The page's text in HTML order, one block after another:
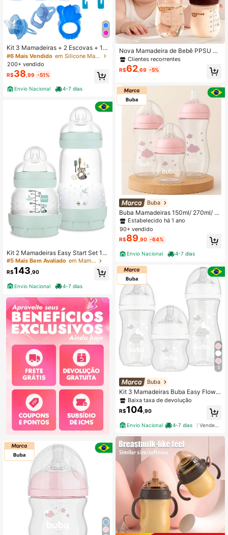
Kit 3 Mamadeiras + 2 Escovas + 1
Mordedor + 1 Chupeta
#6 Mais Vendido
em Silicone Mamadeiras e bicos
200+ vendido
R$38 ,99 -51%
Envio Nacional 4-7 dias
Kit 2 Mamadeiras Easy Start Set 13
0/260ml Mam Azul
#5 Mais Bem Avaliado em Mamadeiras e bicos
R$143 ,90
Envio Nacional 4-7 dias
Nova Mamadeira de Bebê PPSU 24
0ml/160ml, Mamadeira de Boca Lar
ga com Furo/Válvula de Equilíbrio d
e Ar no Bottom, Mamadeira Resiste
Recém-Nascido
Clientes recorrentes
R$62 ,69 -5%
Buba
Buba Mamadeiras 150ml/ 270ml/ 3
30ml - Kit 3 Unidades
Estabelecido há 1 ano
90+ vendido
R$89,90 -64%
Envio Nacional 4-7 dias
5
Buba
Kit 3 Mamadeiras Buba Easy Flow
Anticólica 120ml 270ml e 330ml
Baixa taxa de devolução
R$104 ,90
Envio Nacional 4-7 dias